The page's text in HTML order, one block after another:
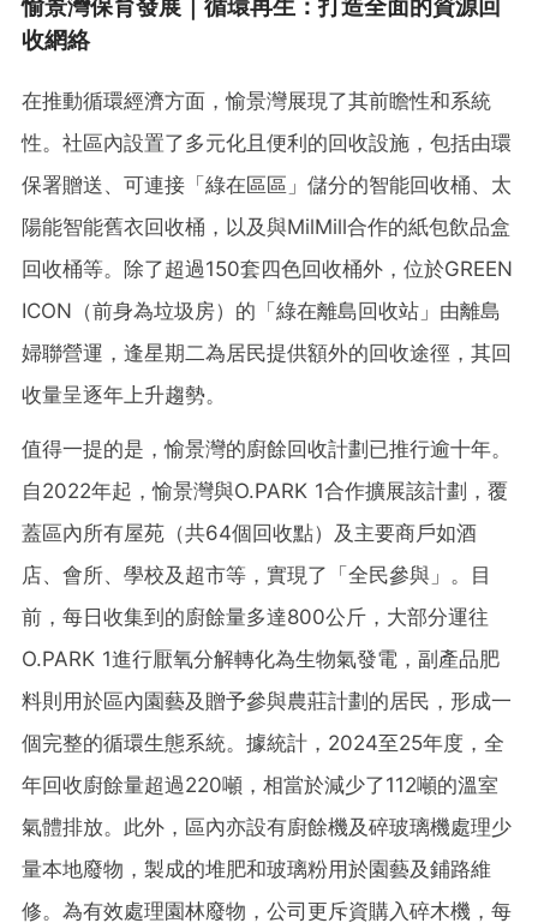
愉景灣保育發展｜循環再生：打造全面的資源回
收網絡
在推動循環經濟方面，愉景灣展現了其前瞻性和系統
性。社區內設置了多元化且便利的回收設施，包括由環
保署贈送、可連接「綠在區區」儲分的智能回收桶、太
陽能智能舊衣回收桶，以及與MilMill合作的紙包飲品盒
回收桶等。除了超過150套四色回收桶外，位於GREEN
ICON（前身為垃圾房）的「綠在離島回收站」由離島
婦聯營運，逢星期二為居民提供額外的回收途徑，其回
收量呈逐年上升趨勢。
值得一提的是，愉景灣的廚餘回收計劃已推行逾十年。
自2022年起，愉景灣與O.PARK 1合作擴展該計劃，覆
蓋區內所有屋苑（共64個回收點）及主要商戶如酒
店、會所、學校及超市等，實現了「全民參與」。目
前，每日收集到的廚餘量多達800公斤，大部分運往
O.PARK 1進行厭氧分解轉化為生物氣發電，副產品肥
料則用於區內園藝及贈予參與農莊計劃的居民，形成一
個完整的循環生態系統。據統計，2024至25年度，全
年回收廚餘量超過220噸，相當於減少了112噸的溫室
氣體排放。此外，區內亦設有廚餘機及碎玻璃機處理少
量本地廢物，製成的堆肥和玻璃粉用於園藝及鋪路維
修。為有效處理園林廢物，公司更斥資購入碎木機，每